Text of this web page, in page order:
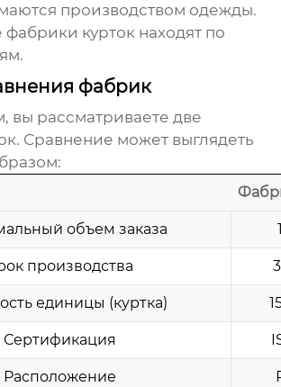
производством одежды.
фабрики курток находят по
фабрик
вы рассматриваете две
. Сравнение может выглядеть
объем заказа
производства
единицы (куртка)
Сертификация
Расположение